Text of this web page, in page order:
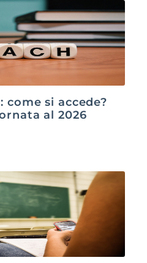
come si accede?
al 2026